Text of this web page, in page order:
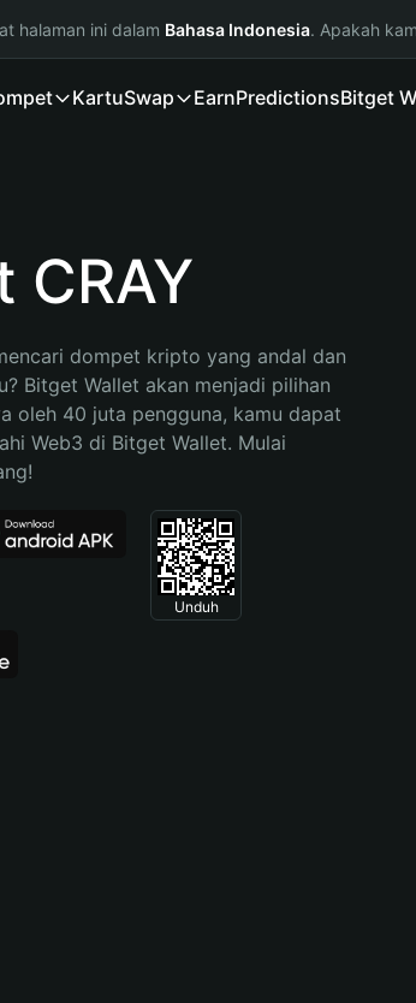
halaman ini dalam Bahasa Indonesia. Apakah
KartuSwap EarnPredictionsBitget
CRAY
dompet kripto yang andal dan
Bitget Wallet akan menjadi pilihan
oleh 40 juta pengguna, kamu dapat
Web3 di Bitget Wallet. Mulai
Unduh